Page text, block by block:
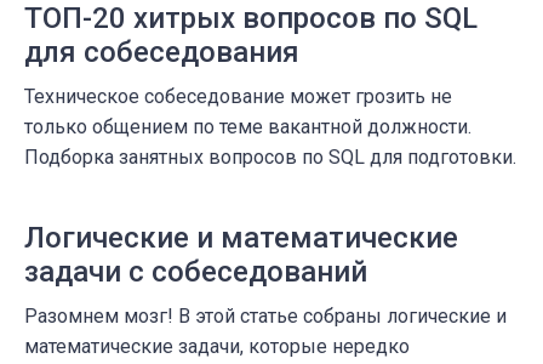
ТОП-20 хитрых вопросов по SQL
для собеседования
Техническое собеседование может грозить не
только общением по теме вакантной должности.
Подборка занятных вопросов по SQL для подготовки.
Логические и математические
задачи с собеседований
Разомнем мозг! В этой статье собраны логические и
математические задачи, которые нередко